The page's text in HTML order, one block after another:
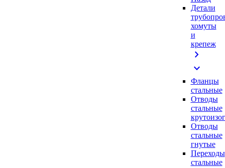
Детали
хомуты
и
крепеж
chevron_right
expand_more
Фланцы
стальные
Отводы
стальные
Отводы
стальные
гнутые
Переходы
стальные